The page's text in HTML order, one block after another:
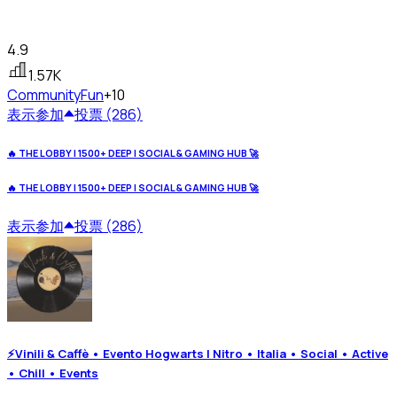
4.9
1.57K
CommunityFun+10
表示参加 投票 (286)
🔥 THE LOBBY | 1500+ DEEP | SOCIAL & GAMING HUB 🚀
🔥 THE LOBBY | 1500+ DEEP | SOCIAL & GAMING HUB 🚀
表示参加 投票 (286)
⚡Vinili & Caffè • Evento Hogwarts | Nitro • Italia • Social • Active
• Chill • Events